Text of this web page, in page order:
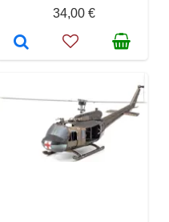
34,00 €